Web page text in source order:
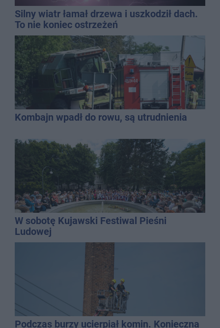
Silny wiatr łamał drzewa i uszkodził dach.
To nie koniec ostrzeżeń
Kombajn wpadł do rowu, są utrudnienia
W sobotę Kujawski Festiwal Pieśni
Ludowej
Podczas burzy ucierpiał komin. Konieczna